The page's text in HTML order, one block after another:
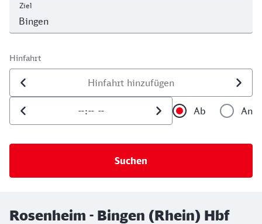
Ziel
Hinfahrt
Datum der Hinfahrt
Uhrzeit der Hinfahrt
Ab
An
Rosenheim - Bingen (Rhein) Hbf